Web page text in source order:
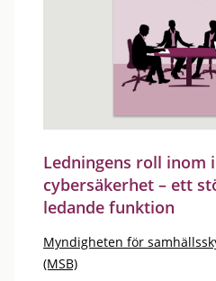
Ledningens roll inom
cybersäkerhet – ett
ledande funktion
Myndigheten för
(MSB)